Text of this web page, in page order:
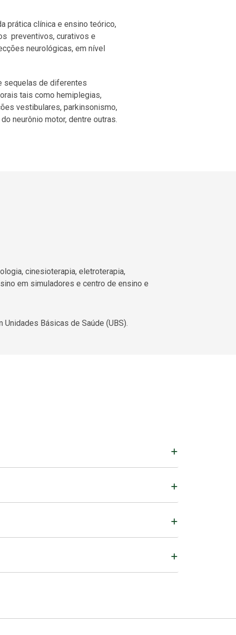
prática clínica e ensino teórico,
preventivos, curativos e
neurológicas, em nível
sequelas de diferentes
tais como hemiplegias,
vestibulares, parkinsonismo,
neurônio motor, dentre outras.
cinesioterapia, eletroterapia,
em simuladores e centro de ensino e
Básicas de Saúde (UBS).